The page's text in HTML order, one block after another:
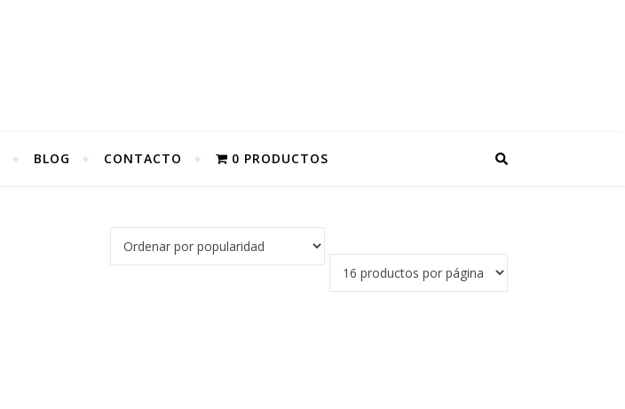
BLOG CONTACTO 0 PRODUCTOS